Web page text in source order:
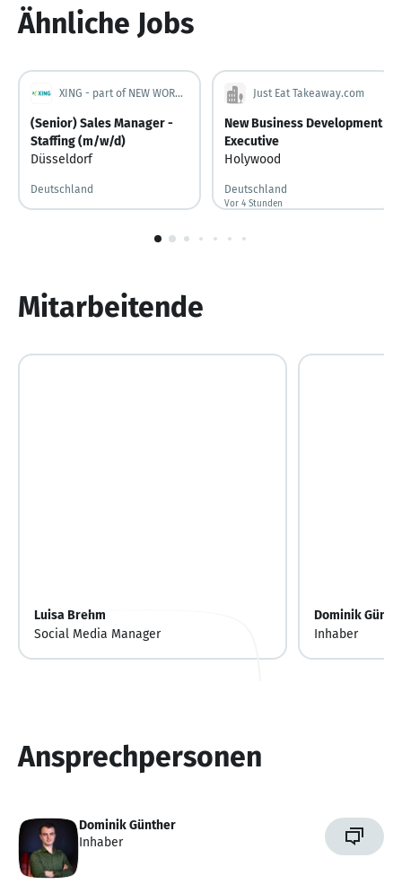
Ähnliche Jobs
XING - part of NEW WORK SE
(Senior) Sales Manager -
Staffing (m/w/d)
Düsseldorf
Deutschland
Just Eat Takeaway.com
New Business Development
Executive
Holywood
Deutschland
Vor 4 Stunden
Vor 4 Stunden veröffentlicht
1
Mitarbeitende
Luisa Brehm
Social Media Manager
Dominik
Inhaber
Ansprechpersonen
Dominik Günther
Inhaber